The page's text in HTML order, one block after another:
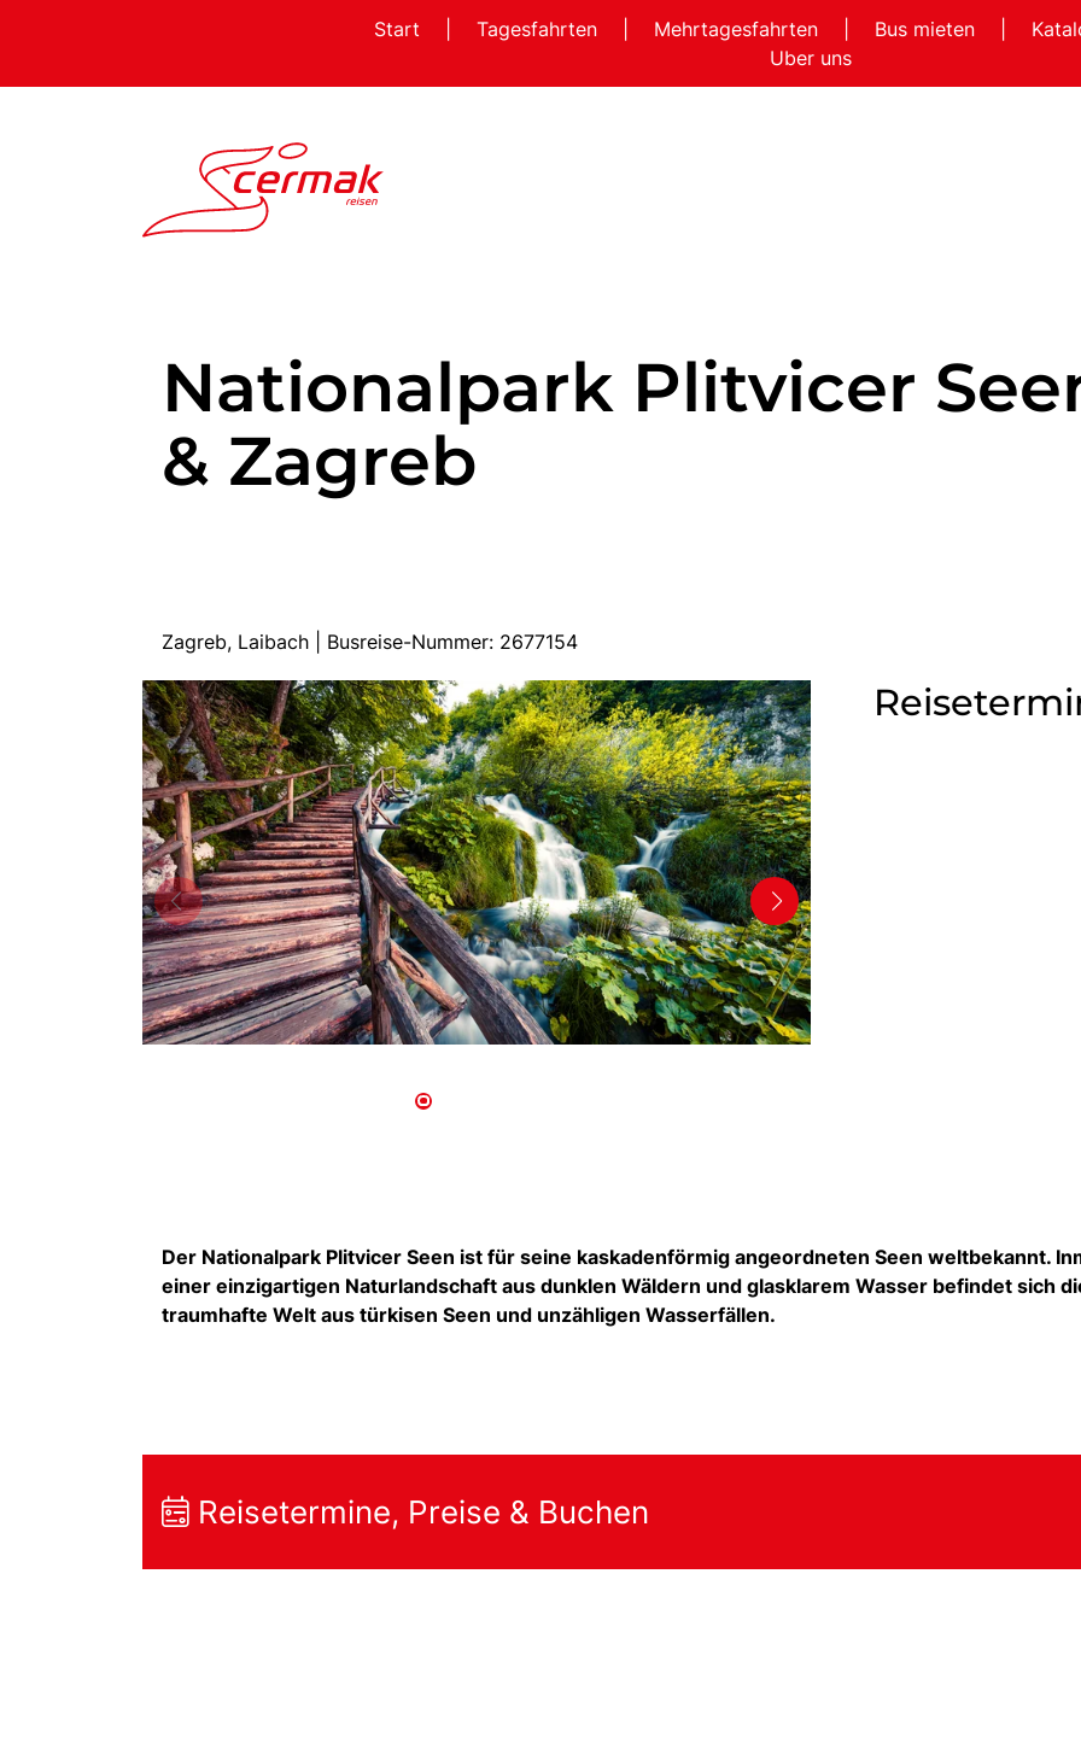
Start Tagesfahrten Mehrtagesfahrten Bus mieten
Uber uns
Nationalpark Plitvicer
& Zagreb
Zagreb, Laibach | Busreise-Nummer: 2677154
Der Nationalpark Plitvicer Seen ist für seine kaskadenförmig angeordneten Seen weltbekannt.
einer einzigartigen Naturlandschaft aus dunklen Wäldern und glasklarem Wasser befindet sich
traumhafte Welt aus türkisen Seen und unzähligen Wasserfällen.
Reisetermine, Preise & Buchen